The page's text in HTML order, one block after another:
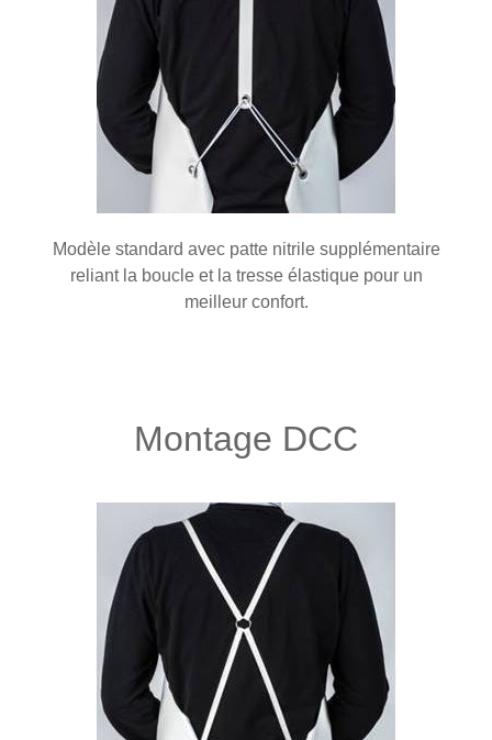
Modèle standard avec patte nitrile supplémentaire
reliant la boucle et la tresse élastique pour un
meilleur confort.
Montage DCC